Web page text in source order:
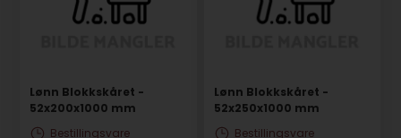
Lønn Blokkskåret -
52x200x1000 mm
Bestillingsvare
Lønn Blokkskåret -
52x250x1000 mm
Bestillingsvare